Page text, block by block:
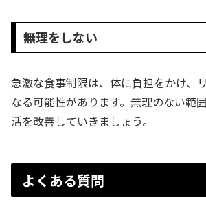
無理をしない
急激な食事制限は、体に負担をかけ、
なる可能性があります。無理のない範
活を改善していきましょう。
よくある質問